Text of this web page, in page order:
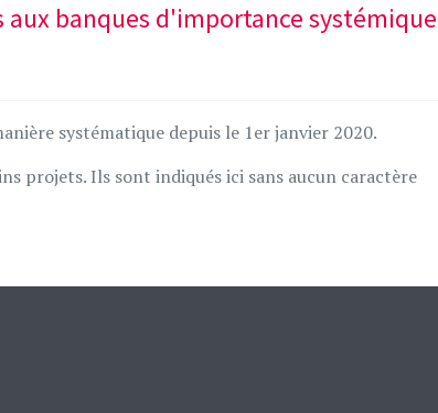
aux banques d'importance systémique
systématique depuis le 1er janvier 2020.
projets. Ils sont indiqués ici sans aucun caractère